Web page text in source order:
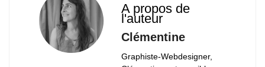
A propos de
l'auteur
Clémentine
Graphiste-Webdesigner,